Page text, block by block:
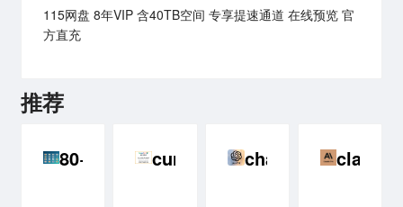
115网盘 8年VIP 含40TB空间 专享提速通道 在线预览 官
方直充
推荐
80+ AI生成的统一风格的鱼类图标
cursor chatgpt plus 代充
claude